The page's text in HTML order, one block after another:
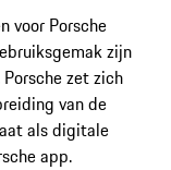
voor Porsche
zijn
zet zich
van de
als digitale
app.